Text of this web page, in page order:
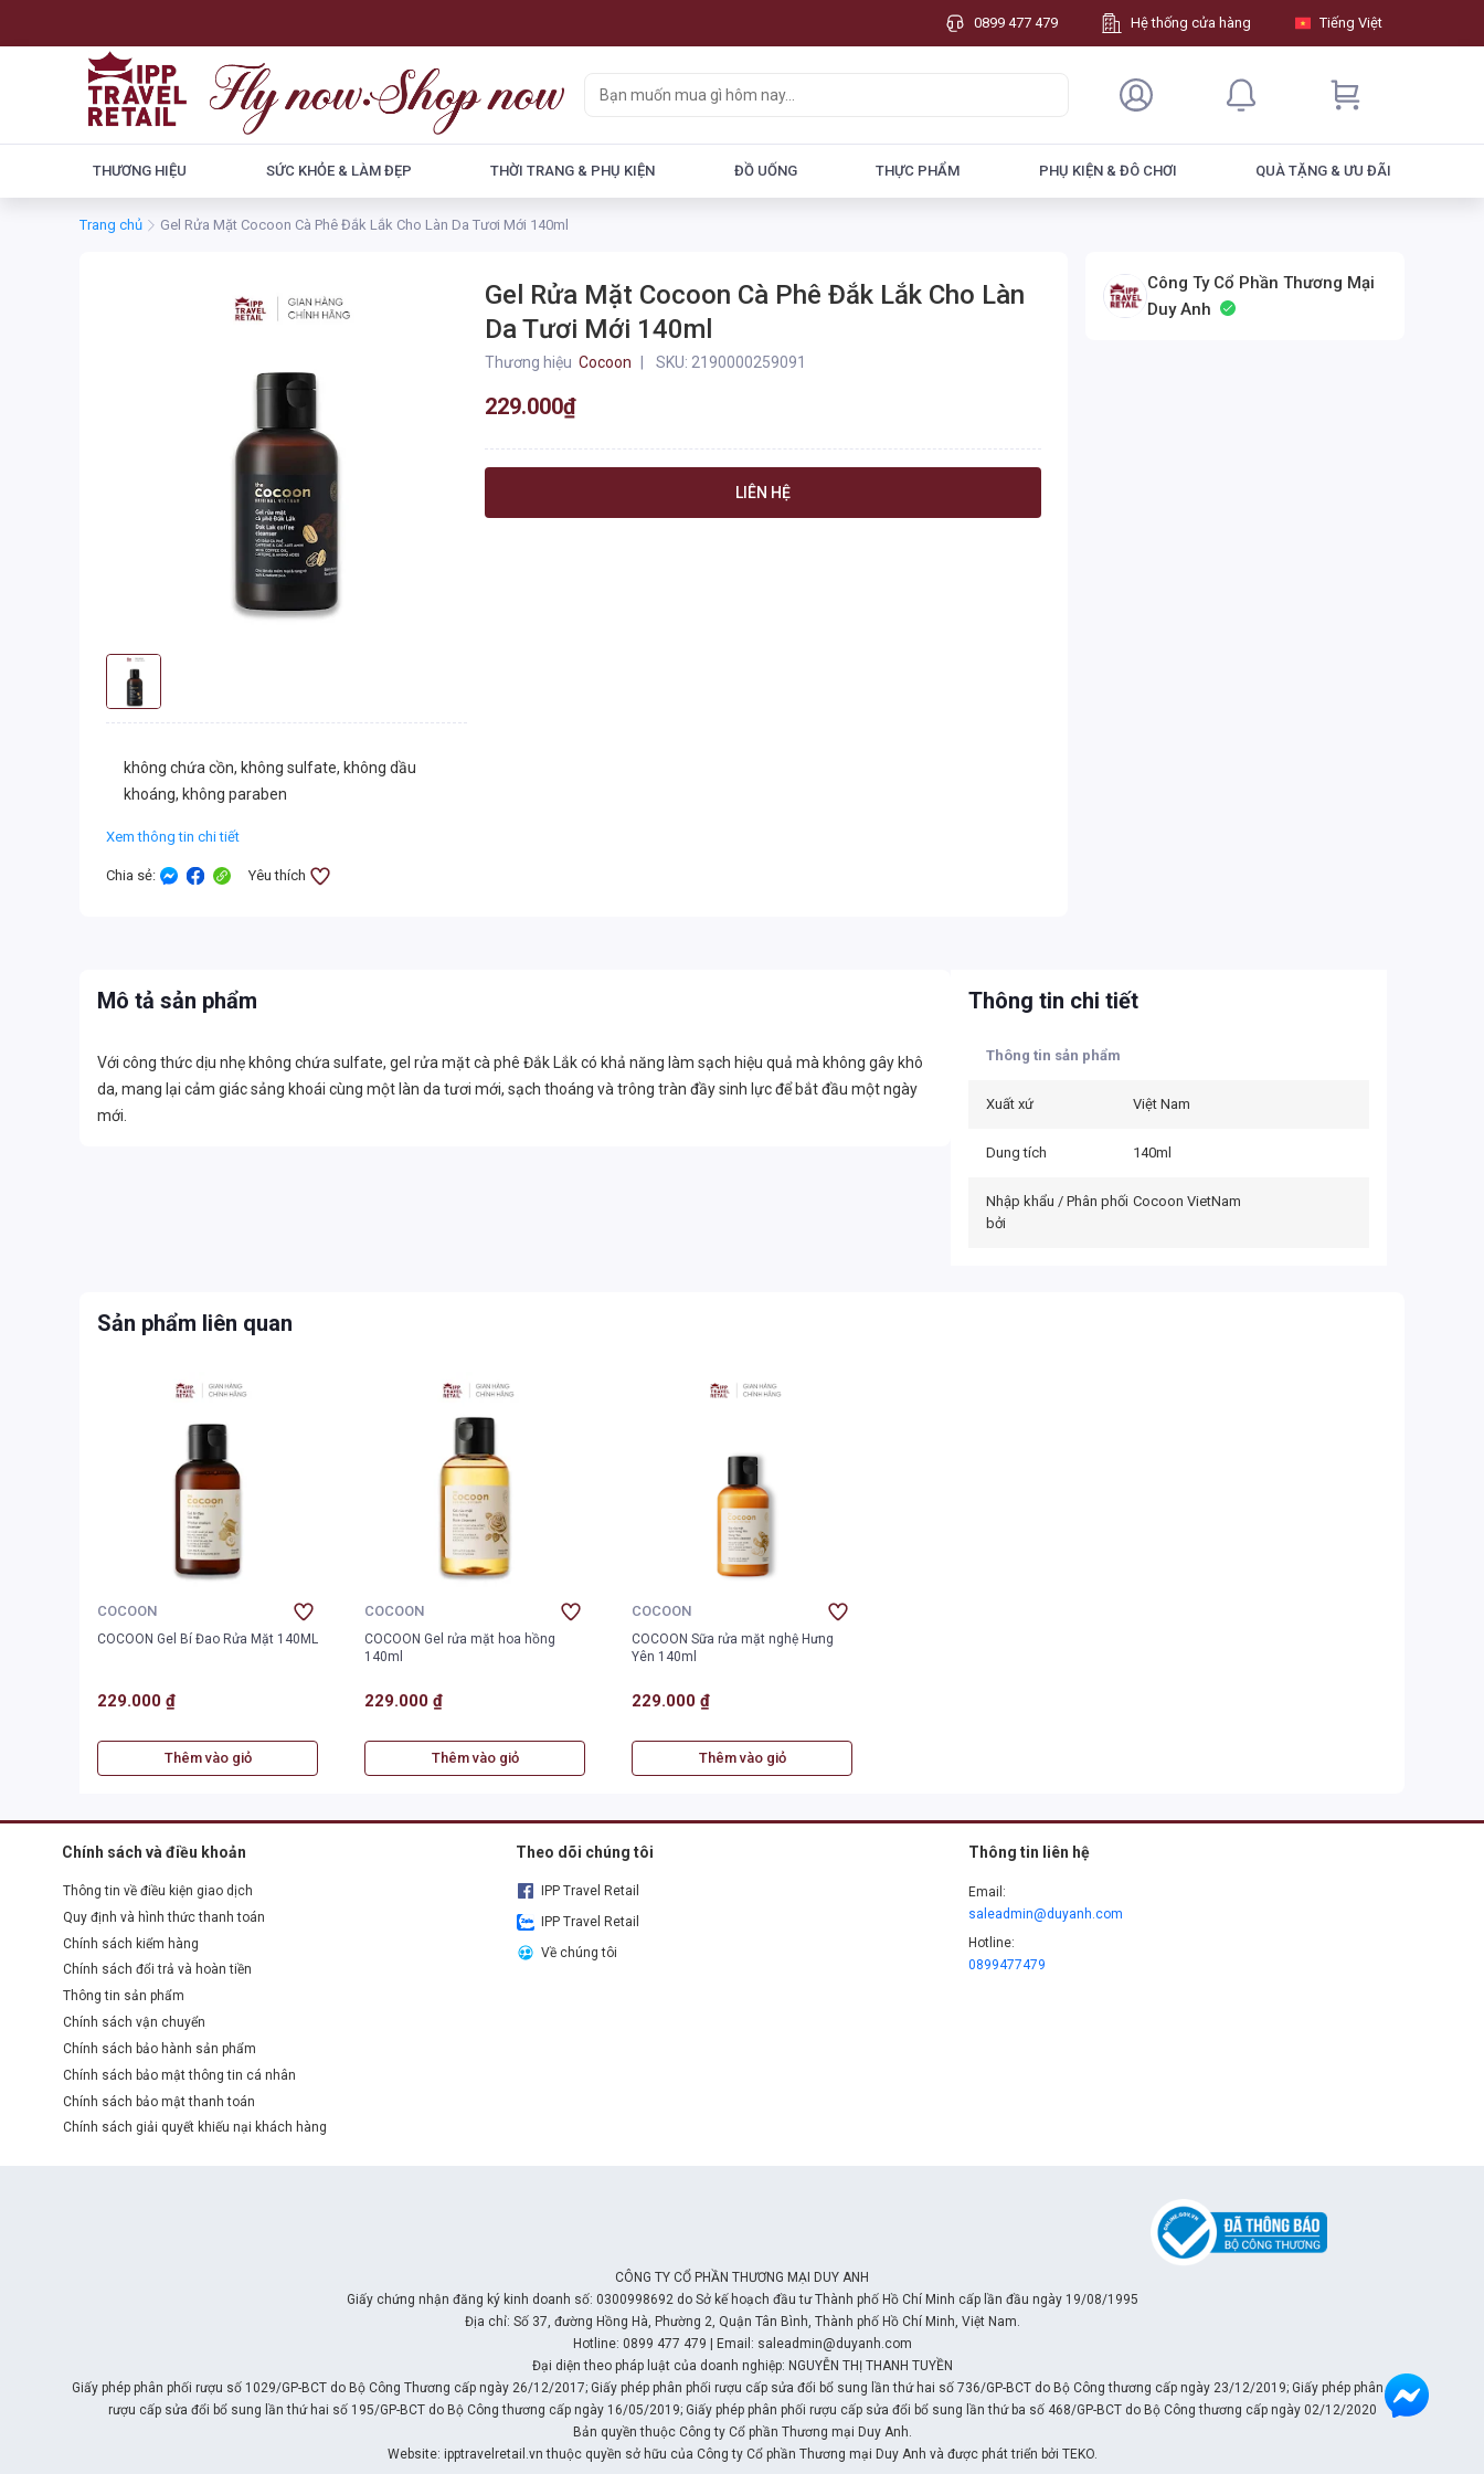
0899 477 479 Hệ thống cửa hàng Tiếng Việt
THƯƠNG HIỆU SỨC KHỎE & LÀM ĐẸP THỜI TRANG & PHỤ KIỆN ĐỒ UỐNG THỰC PHẨM PHỤ KIỆN & ĐÔ CHƠI QUÀ TẶNG & ƯU ĐÃI
Trang chủ Gel Rửa Mặt Cocoon Cà Phê Đắk Lắk Cho Làn Da Tươi Mới 140ml
không chứa cồn, không sulfate, không dầu
khoáng, không paraben
Xem thông tin chi tiết
Chia sẻ: Yêu thích
Gel Rửa Mặt Cocoon Cà Phê Đắk Lắk Cho Làn
Da Tươi Mới 140ml
Thương hiệu Cocoon SKU: 2190000259091
229.000₫
LIÊN HỆ
Công Ty Cổ Phần Thương Mại
Duy Anh
Mô tả sản phẩm
Với công thức dịu nhẹ không chứa sulfate, gel rửa mặt cà phê Đắk Lắk có khả năng làm sạch hiệu quả mà không gây khô
da, mang lại cảm giác sảng khoái cùng một làn da tươi mới, sạch thoáng và trông tràn đầy sinh lực để bắt đầu một ngày
mới.
Thông tin chi tiết
Thông tin sản phẩm
Xuất xứ Việt Nam
Dung tích 140ml
Nhập khẩu / Phân phối
bởi
Cocoon VietNam
Sản phẩm liên quan
COCOON
COCOON Gel Bí Đao Rửa Mặt 140ML
229.000 ₫
Thêm vào giỏ
COCOON
COCOON Gel rửa mặt hoa hồng
140ml
229.000 ₫
Thêm vào giỏ
COCOON
COCOON Sữa rửa mặt nghệ Hưng
Yên 140ml
229.000 ₫
Thêm vào giỏ
Chính sách và điều khoản
Thông tin về điều kiện giao dịch
Quy định và hình thức thanh toán
Chính sách kiểm hàng
Chính sách đổi trả và hoàn tiền
Thông tin sản phẩm
Chính sách vận chuyển
Chính sách bảo hành sản phẩm
Chính sách bảo mật thông tin cá nhân
Chính sách bảo mật thanh toán
Chính sách giải quyết khiếu nại khách hàng
Theo dõi chúng tôi
IPP Travel Retail
IPP Travel Retail
Về chúng tôi
Thông tin liên hệ
Email:
saleadmin@duyanh.com
Hotline:
0899477479
CÔNG TY CỔ PHẦN THƯƠNG MẠI DUY ANH
Giấy chứng nhận đăng ký kinh doanh số: 0300998692 do Sở kế hoạch đầu tư Thành phố Hồ Chí Minh cấp lần đầu ngày 19/08/1995
Địa chỉ: Số 37, đường Hồng Hà, Phường 2, Quận Tân Bình, Thành phố Hồ Chí Minh, Việt Nam.
Hotline: 0899 477 479 | Email: saleadmin@duyanh.com
Đại diện theo pháp luật của doanh nghiệp: NGUYỄN THỊ THANH TUYỀN
Giấy phép phân phối rượu số 1029/GP-BCT do Bộ Công Thương cấp ngày 26/12/2017; Giấy phép phân phối rượu cấp sửa đổi bổ sung lần thứ hai số 736/GP-BCT do Bộ Công thương cấp ngày 23/12/2019; Giấy phép phân phối
rượu cấp sửa đổi bổ sung lần thứ hai số 195/GP-BCT do Bộ Công thương cấp ngày 16/05/2019; Giấy phép phân phối rượu cấp sửa đổi bổ sung lần thứ ba số 468/GP-BCT do Bộ Công thương cấp ngày 02/12/2020
Bản quyền thuộc Công ty Cổ phần Thương mại Duy Anh.
Website: ipptravelretail.vn thuộc quyền sở hữu của Công ty Cổ phần Thương mại Duy Anh và được phát triển bởi TEKO.